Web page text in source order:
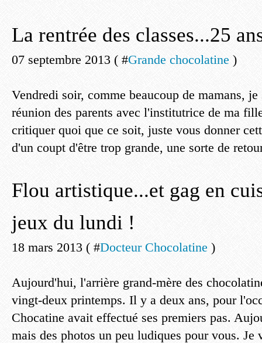
La rentrée des classes...25
07 septembre 2013 ( #Grande chocolatine )
Vendredi soir, comme beaucoup de mamans,
réunion des parents avec l'institutrice de ma
critiquer quoi que ce soit, juste vous donner
d'un coupt d'être trop grande, une sorte de
Flou artistique...et gag en
jeux du lundi !
18 mars 2013 ( #Docteur Chocolatine )
Aujourd'hui, l'arrière grand-mère des
vingt-deux printemps. Il y a deux ans, pour
Chocatine avait effectué ses premiers pas.
mais des photos un peu ludiques pour vous. Je